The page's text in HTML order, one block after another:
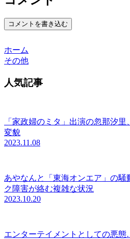
コメントを書き込む
ホーム
その他
人気記事
「家政婦のミタ」出演の忽那汐
変貌
2023.11.08
あやなんと「東海オンエア」の騒
ク障害が絡む複雑な状況
2023.10.20
エンターテイメントとしての悪